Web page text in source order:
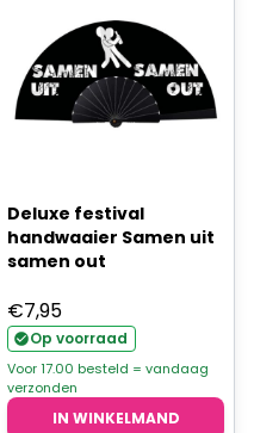
Deluxe festival
handwaaier Samen uit
samen out
€7,95
Op voorraad
Voor 17.00 besteld = vandaag
verzonden
IN WINKELMAND